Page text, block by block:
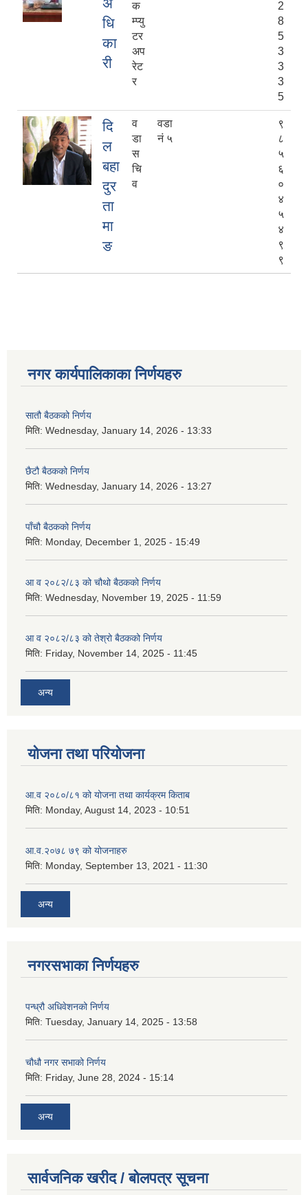
अ
धि
का
री
क
म्प्यु
टर
अप
रेट
र
2
8
5
3
3
3
5
दि
ल
बहा
दुर
ता
मा
ङ
व
डा
स
चि
व
वडा
नं ५
९
८
५
६
०
४
५
४
९
९
नगर कार्यपालिकाका निर्णयहरु
सातौ बैठकको निर्णय
मिति: Wednesday, January 14, 2026 - 13:33
छैटौ बैठकको निर्णय
मिति: Wednesday, January 14, 2026 - 13:27
पाँचौ बैठकको निर्णय
मिति: Monday, December 1, 2025 - 15:49
आ व २०८२/८३ को चौथो बैठकको निर्णय
मिति: Wednesday, November 19, 2025 - 11:59
आ व २०८२/८३ को तेश्रो बैठकको निर्णय
मिति: Friday, November 14, 2025 - 11:45
अन्य
योजना तथा परियोजना
आ.व २०८०/८१ को योजना तथा कार्यक्रम किताब
मिति: Monday, August 14, 2023 - 10:51
आ.व.२०७८ ७९ को योजनाहरु
मिति: Monday, September 13, 2021 - 11:30
अन्य
नगरसभाका निर्णयहरु
पन्ध्रौ अधिवेशनको निर्णय
मिति: Tuesday, January 14, 2025 - 13:58
चौधौ नगर सभाको निर्णय
मिति: Friday, June 28, 2024 - 15:14
अन्य
सार्वजनिक खरीद / बोलपत्र सूचना